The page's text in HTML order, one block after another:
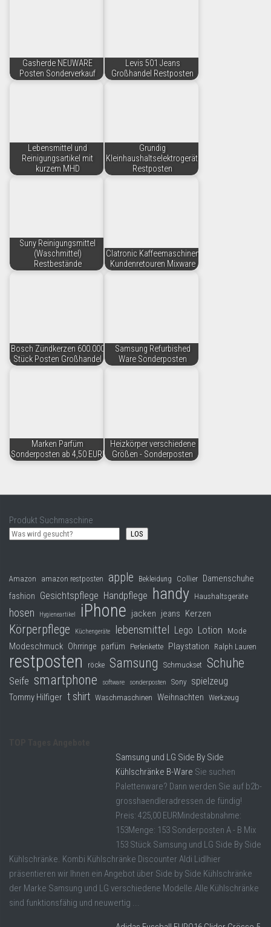
Gasherde NEUWARE
Posten Sonderverkauf
Levis 501 Jeans
Großhandel Restposten
Lebensmittel und
Reinigungsartikel mit
kurzem MHD
Grundig
Kleinhaushaltselektrogeräte
Restposten
Suny Reinigungsmittel
(Waschmittel)
Restbestände
Clatronic Kaffeemaschinen
Kundenretouren Mixware
Bosch Zündkerzen 600.000
Stück Posten Großhandel
Samsung Refurbished
Ware Sonderposten
Marken Parfüm
Sonderposten ab 4,50 EUR!
Heizkörper verschiedene
Größen - Sonderposten
Produkt Suchmaschine
LOS
Amazon amazon restposten apple Bekleidung Collier Damenschuhe
fashion Gesichtspflege Handpflege handy Haushaltsgeräte
hosen Hygieneartikel iPhone jacken jeans Kerzen
Körperpflege Küchengeräte lebensmittel Lego Lotion Mode
Modeschmuck Ohrringe parfüm Perlenkette Playstation Ralph Lauren
restposten röcke Samsung Schmuckset Schuhe
Seife smartphone software sonderposten Sony spielzeug
Tommy Hilfiger t shirt Waschmaschinen Weihnachten Werkzeug
Samsung und LG Side By Side
Kühlschränke B-Ware Sie suchen
Palettenware? Dann werden Sie auf b2b-
grosshaendleradressen.de fündig!
Preis: 425,00 EURMindestabnahme:
153Menge: 153 Sonderposten A - B Mix
153 Stück Samsung und LG Side By Side
Kühlschränke. Kombi Kühlschränke Discounter Aldi Lidlhier
präsentieren wir Ihnen ein Angebot über Side by Side Kühlschränke
der Marke Samsung und LG verschiedene Modelle.Alle Kühlschränke
sind funktionsfähig und neuwertig ...